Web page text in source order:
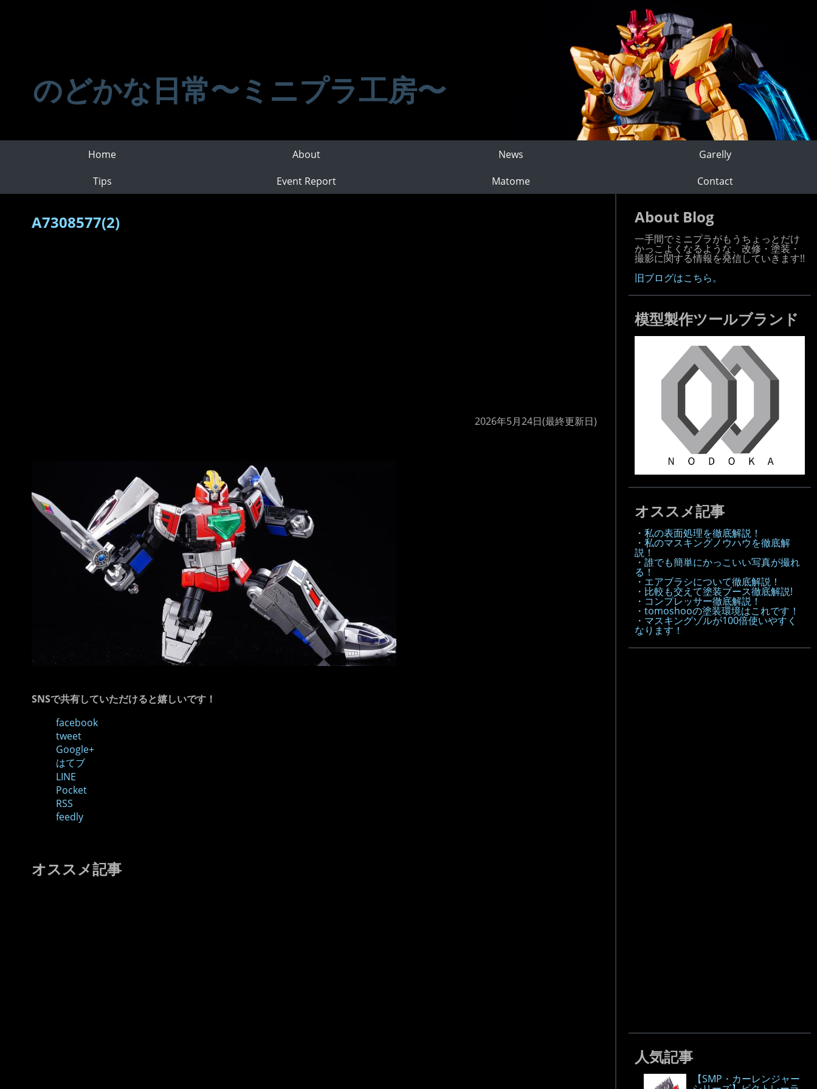
のどかな日常〜ミニプラ工房〜
Home About News
Garelly
Tips
Event Report Matome Contact
A7308577(2)
2026年5月24日(最終更新日)
SNSで共有していただけると嬉しいです！
facebook
tweet
Google+
はてブ
LINE
Pocket
RSS
feedly
オススメ記事
About Blog
一手間でミニプラがもうちょっとだけ
かっこよくなるような、改修・塗装・
撮影に関する情報を発信していきます!!
旧ブログはこちら。
模型製作ツールブランド
オススメ記事
・私の表面処理を徹底解説！
・私のマスキングノウハウを徹底解
説！
・誰でも簡単にかっこいい写真が撮れ
る！
・エアブラシについて徹底解説！
・比較も交えて塗装ブース徹底解説!
・コンプレッサー徹底解説！
・tomoshooの塗装環境はこれです！
・マスキングゾルが100倍使いやすく
なります！
人気記事
【SMP・カーレンジャー